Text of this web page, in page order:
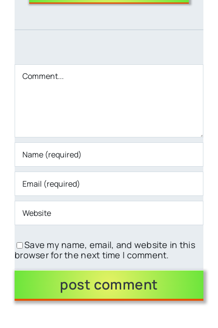
Comment
Save my name, email, and website in this
browser for the next time I comment.